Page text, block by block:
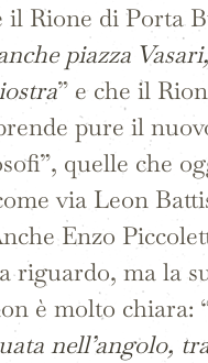
il Rione di Porta
piazza
” e che il
pure il
quelle che
via Leon
Enzo
riguardo, ma la
è molto chiara:
nell’angolo,